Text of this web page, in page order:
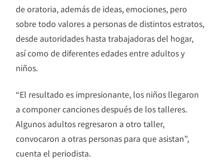
de oratoria, además de ideas, emociones, pero
sobre todo valores a personas de distintos estratos,
desde autoridades hasta trabajadoras del hogar,
así como de diferentes edades entre adultos y
niños.
“El resultado es impresionante, los niños llegaron
a componer canciones después de los talleres.
Algunos adultos regresaron a otro taller,
convocaron a otras personas para que asistan”,
cuenta el periodista.